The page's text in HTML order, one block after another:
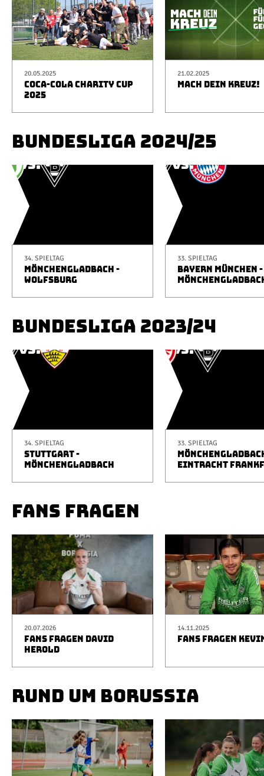
20.05.2025
COCA-COLA CHARITY CUP
2025
21.02.2025
MACH DEIN KREUZ!
BUNDESLIGA 2024/25
34. SPIELTAG
MÖNCHENGLADBACH -
WOLFSBURG
33. SPIELTAG
BAYERN MÜNCHEN -
BUNDESLIGA 2023/24
34. SPIELTAG
STUTTGART -
MÖNCHENGLADBACH
33. SPIELTAG
EINTRACHT
FANS FRAGEN
20.07.2026
FANS FRAGEN DAVID
HEROLD
14.11.2025
FANS FRAGEN
RUND UM BORUSSIA